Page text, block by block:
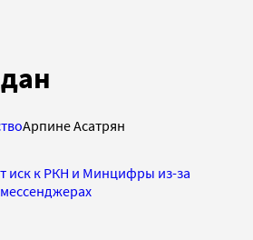
Арпине Асатрян
иск к РКН и Минцифры из-за